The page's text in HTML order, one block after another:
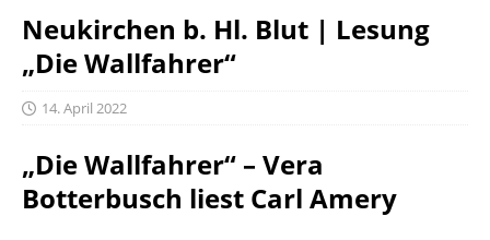
Neukirchen b. Hl. Blut | Lesung
„Die Wallfahrer“
14. April 2022
„Die Wallfahrer“ – Vera
Botterbusch liest Carl Amery